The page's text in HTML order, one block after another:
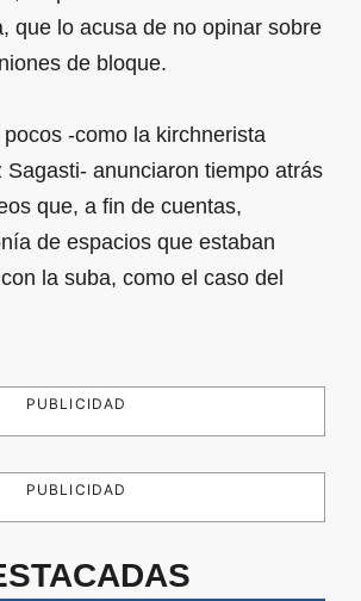
que lo acusa de no opinar sobre
de bloque.
-como la kirchnerista
Sagasti- anunciaron tiempo atrás
que, a fin de cuentas,
de espacios que estaban
la suba, como el caso del
PUBLICIDAD
PUBLICIDAD